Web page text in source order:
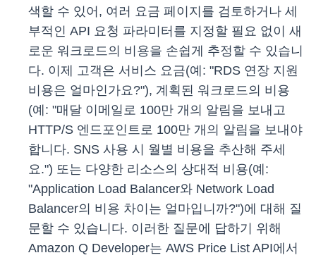
색할 수 있어, 여러 요금 페이지를 검토하거나 세
부적인 API 요청 파라미터를 지정할 필요 없이 새
로운 워크로드의 비용을 손쉽게 추정할 수 있습니
다. 이제 고객은 서비스 요금(예: "RDS 연장 지원
비용은 얼마인가요?"), 계획된 워크로드의 비용
(예: "매달 이메일로 100만 개의 알림을 보내고
HTTP/S 엔드포인트로 100만 개의 알림을 보내야
합니다. SNS 사용 시 월별 비용을 추산해 주세
요.") 또는 다양한 리소스의 상대적 비용(예:
"Application Load Balancer와 Network Load
Balancer의 비용 차이는 얼마입니까?")에 대해 질
문할 수 있습니다. 이러한 질문에 답하기 위해
Amazon Q Developer는 AWS Price List API에서